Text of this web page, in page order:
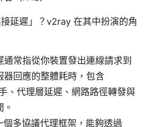
延遲」？v2ray 在其中扮演的角
通常指從你裝置發出連線請求到
器回應的整體耗時，包含
、代理層延遲、網路路徑轉發與
多協議代理框架，能夠透過